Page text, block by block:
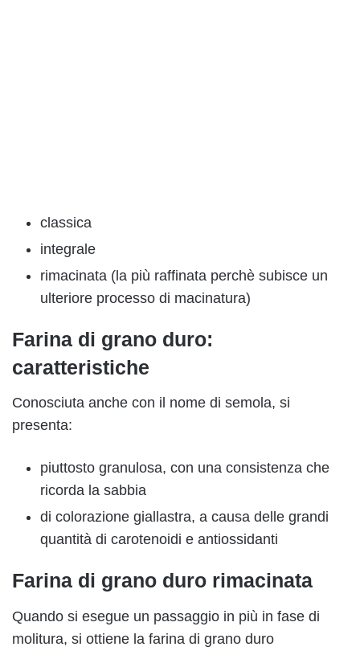
classica
integrale
rimacinata (la più raffinata perchè subisce un
ulteriore processo di macinatura)
Farina di grano duro:
caratteristiche
Conosciuta anche con il nome di semola, si
presenta:
piuttosto granulosa, con una consistenza che
ricorda la sabbia
di colorazione giallastra, a causa delle grandi
quantità di carotenoidi e antiossidanti
Farina di grano duro rimacinata
Quando si esegue un passaggio in più in fase di
molitura, si ottiene la farina di grano duro